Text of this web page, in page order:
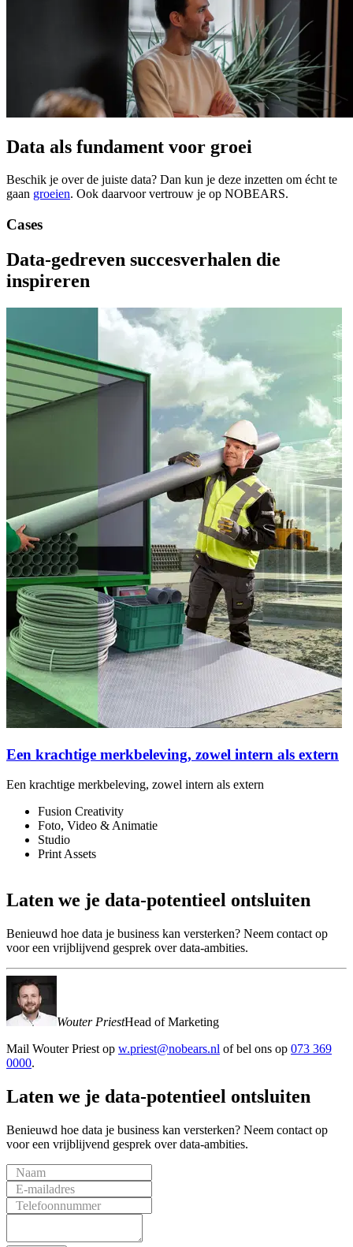
Data als fundament voor groei
Beschik je over de juiste data? Dan kun je deze inzetten om écht te
gaan groeien. Ook daarvoor vertrouw je op NOBEARS.
Cases
Data-gedreven succesverhalen die
inspireren
Een krachtige merkbeleving, zowel intern als extern
Een krachtige merkbeleving, zowel intern als extern
Fusion Creativity
Foto, Video & Animatie
Studio
Print Assets
Laten we je data-potentieel ontsluiten
Benieuwd hoe data je business kan versterken? Neem contact op
voor een vrijblijvend gesprek over data-ambities.
Wouter PriestHead of Marketing
Mail Wouter Priest op w.priest@nobears.nl of bel ons op 073 369
0000.
Laten we je data-potentieel ontsluiten
Benieuwd hoe data je business kan versterken? Neem contact op
voor een vrijblijvend gesprek over data-ambities.
Naam
E-mailadres
Telefoonnummer